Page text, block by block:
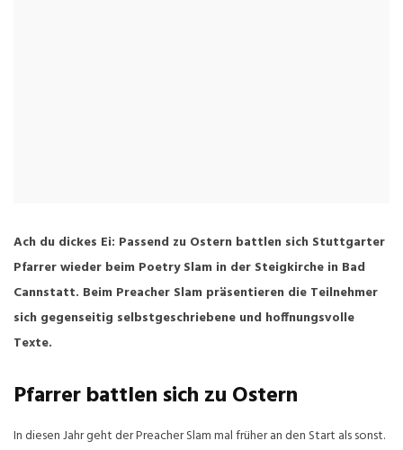
Ach du dickes Ei: Passend zu Ostern battlen sich Stuttgarter
Pfarrer wieder beim Poetry Slam in der Steigkirche in Bad
Cannstatt. Beim Preacher Slam präsentieren die Teilnehmer
sich gegenseitig selbstgeschriebene und hoffnungsvolle
Texte.
Pfarrer battlen sich zu Ostern
In diesen Jahr geht der Preacher Slam mal früher an den Start als sonst.